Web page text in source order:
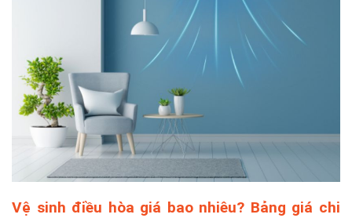
Vệ sinh điều hòa giá bao nhiêu? Bảng giá chi